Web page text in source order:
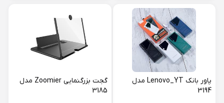
پاور بانک Lenovo_YT مدل
3194
گجت بزرگنمایی Zoomier مدل
3185